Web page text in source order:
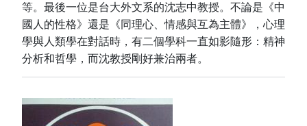
等。最後一位是台大外文系的沈志中教授。不論是《中
國人的性格》還是《同理心、情感與互為主體》，心理
學與人類學在對話時，有二個學科一直如影隨形：精神
分析和哲學，而沈教授剛好兼治兩者。